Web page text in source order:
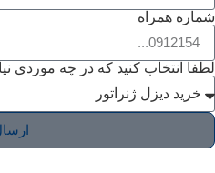
شماره همراه
لطفا انتخاب کنید که در چه موردی